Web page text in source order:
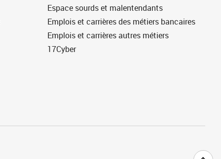
Espace sourds et malentendants
Emplois et carrières des métiers bancaires
Emplois et carrières autres métiers
17Cyber